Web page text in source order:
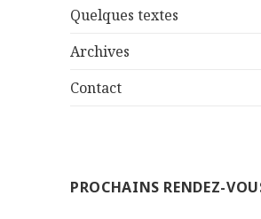
Quelques textes
Archives
Contact
PROCHAINS RENDEZ-